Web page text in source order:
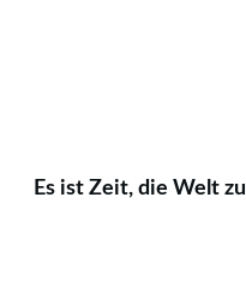
Es ist Zeit, die Welt